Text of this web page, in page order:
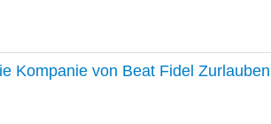
Kompanie von Beat Fidel